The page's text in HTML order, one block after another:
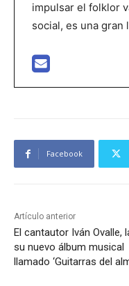
impulsar el folklor
social, es una
Facebook
Artículo anterior
El cantautor Iván Ovalle,
su nuevo álbum musical
llamado ‘Guitarras del